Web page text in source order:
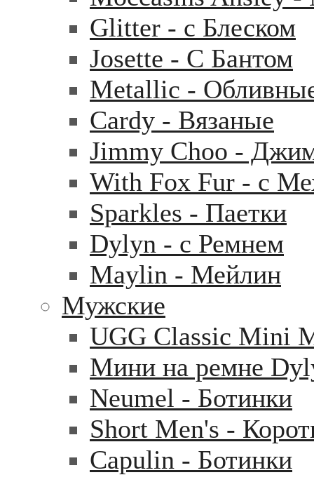
Glitter - с Блеском
Josette - С Бантом
Metallic -
Cardy - Вязаные
Jimmy Choo -
With Fox Fur - с
Sparkles - Паетки
Dylyn - с Ремнем
Maylin - Мейлин
Мужские
UGG Classic Mini
Мини на ремне
Neumel - Ботинки
Short Men's -
Capulin - Ботинки